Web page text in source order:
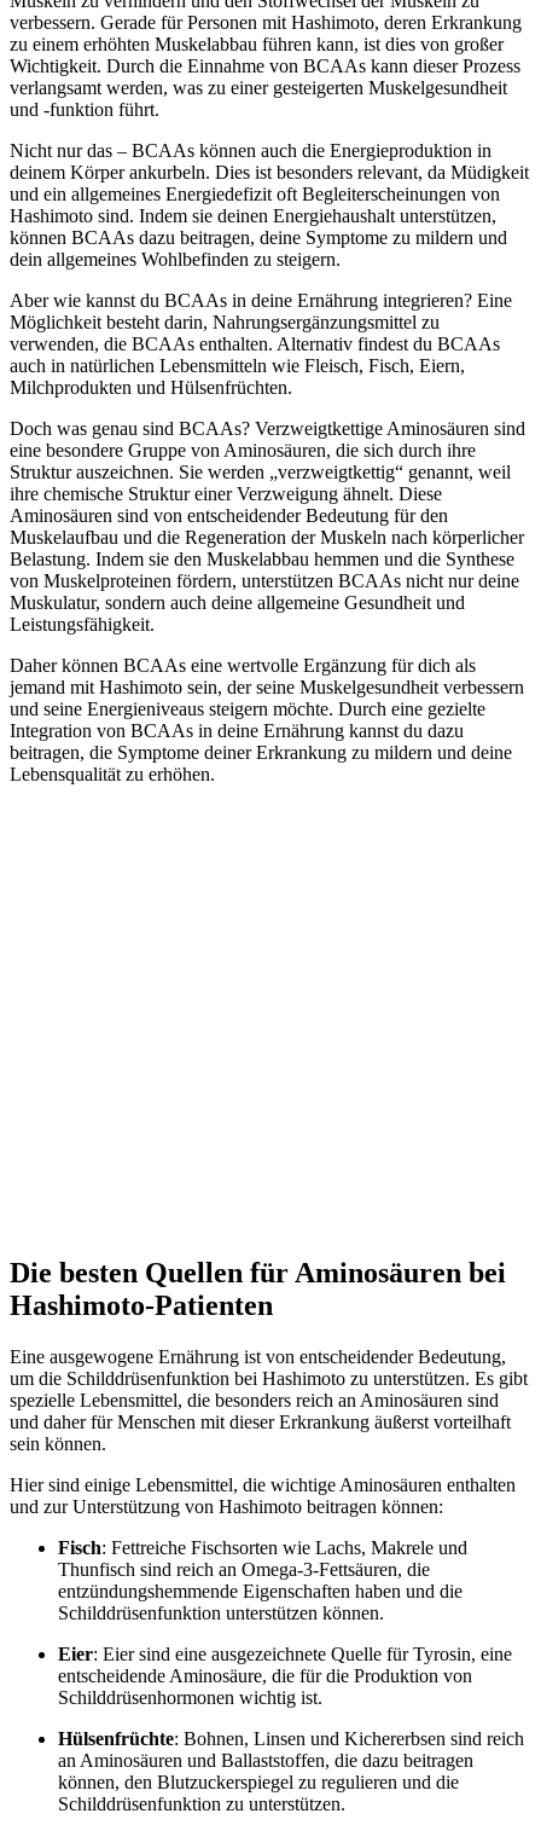
verbessern. Gerade für Personen mit Hashimoto, deren Erkrankung
zu einem erhöhten Muskelabbau führen kann, ist dies von großer
Wichtigkeit. Durch die Einnahme von BCAAs kann dieser Prozess
verlangsamt werden, was zu einer gesteigerten Muskelgesundheit
und -funktion führt.
Nicht nur das – BCAAs können auch die Energieproduktion in
deinem Körper ankurbeln. Dies ist besonders relevant, da Müdigkeit
und ein allgemeines Energiedefizit oft Begleiterscheinungen von
Hashimoto sind. Indem sie deinen Energiehaushalt unterstützen,
können BCAAs dazu beitragen, deine Symptome zu mildern und
dein allgemeines Wohlbefinden zu steigern.
Aber wie kannst du BCAAs in deine Ernährung integrieren? Eine
Möglichkeit besteht darin, Nahrungsergänzungsmittel zu
verwenden, die BCAAs enthalten. Alternativ findest du BCAAs
auch in natürlichen Lebensmitteln wie Fleisch, Fisch, Eiern,
Milchprodukten und Hülsenfrüchten.
Doch was genau sind BCAAs? Verzweigtkettige Aminosäuren sind
eine besondere Gruppe von Aminosäuren, die sich durch ihre
Struktur auszeichnen. Sie werden „verzweigtkettig“ genannt, weil
ihre chemische Struktur einer Verzweigung ähnelt. Diese
Aminosäuren sind von entscheidender Bedeutung für den
Muskelaufbau und die Regeneration der Muskeln nach körperlicher
Belastung. Indem sie den Muskelabbau hemmen und die Synthese
von Muskelproteinen fördern, unterstützen BCAAs nicht nur deine
Muskulatur, sondern auch deine allgemeine Gesundheit und
Leistungsfähigkeit.
Daher können BCAAs eine wertvolle Ergänzung für dich als
jemand mit Hashimoto sein, der seine Muskelgesundheit verbessern
und seine Energieniveaus steigern möchte. Durch eine gezielte
Integration von BCAAs in deine Ernährung kannst du dazu
beitragen, die Symptome deiner Erkrankung zu mildern und deine
Lebensqualität zu erhöhen.
Die besten Quellen für Aminosäuren bei
Hashimoto-Patienten
Eine ausgewogene Ernährung ist von entscheidender Bedeutung,
um die Schilddrüsenfunktion bei Hashimoto zu unterstützen. Es gibt
spezielle Lebensmittel, die besonders reich an Aminosäuren sind
und daher für Menschen mit dieser Erkrankung äußerst vorteilhaft
sein können.
Hier sind einige Lebensmittel, die wichtige Aminosäuren enthalten
und zur Unterstützung von Hashimoto beitragen können:
Fisch: Fettreiche Fischsorten wie Lachs, Makrele und
Thunfisch sind reich an Omega-3-Fettsäuren, die
entzündungshemmende Eigenschaften haben und die
Schilddrüsenfunktion unterstützen können.
Eier: Eier sind eine ausgezeichnete Quelle für Tyrosin, eine
entscheidende Aminosäure, die für die Produktion von
Schilddrüsenhormonen wichtig ist.
Hülsenfrüchte: Bohnen, Linsen und Kichererbsen sind reich
an Aminosäuren und Ballaststoffen, die dazu beitragen
können, den Blutzuckerspiegel zu regulieren und die
Schilddrüsenfunktion zu unterstützen.